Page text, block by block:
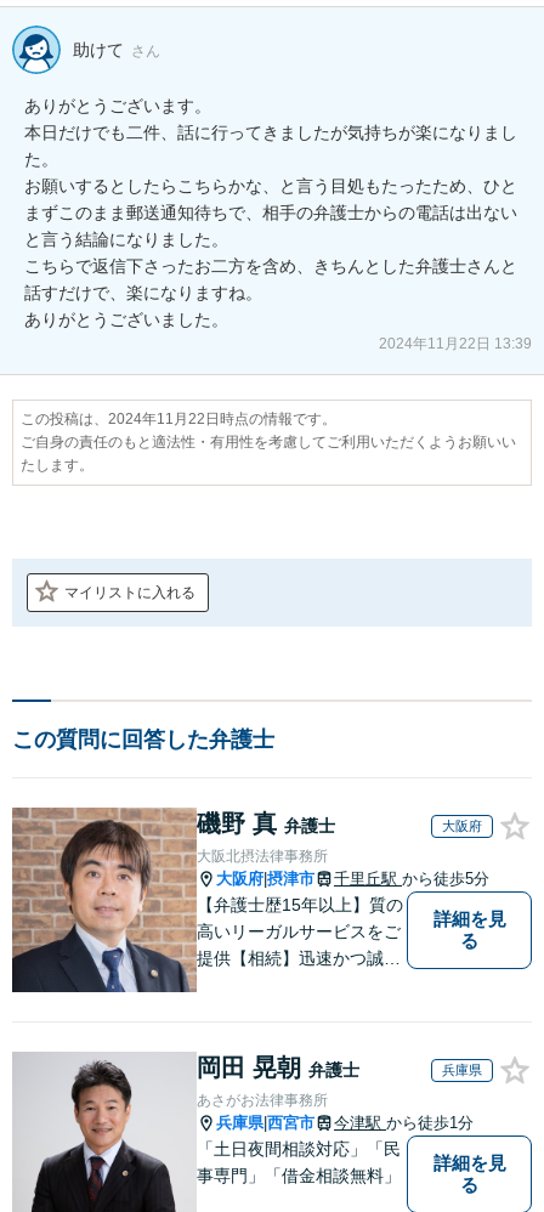
助けて さん
ありがとうございます。
本日だけでも二件、話に行ってきましたが気持ちが楽になりまし
た。
お願いするとしたらこちらかな、と言う目処もたったため、ひと
まずこのまま郵送通知待ちで、相手の弁護士からの電話は出ない
と言う結論になりました。
こちらで返信下さったお二方を含め、きちんとした弁護士さんと
話すだけで、楽になりますね。
ありがとうございました。
2024年11月22日 13:39
この投稿は、2024年11月22日時点の情報です。
ご自身の責任のもと適法性・有用性を考慮してご利用いただくようお願いい
たします。
マイリストに入れる
この質問に回答した弁護士
磯野 真 弁護士 大阪府
大阪北摂法律事務所
大阪府 摂津市 千里丘駅 から徒歩5分
【弁護士歴15年以上】質の
高いリーガルサービスをご
提供【相続】迅速かつ誠実
可能！契約書作成／企業間
トラブル／問題社員の対応
など。顧問契約も可【オン
ライン面談】【千里丘駅5
分】
詳細を見
る
岡田 晃朝 弁護士 兵庫県
あさがお法律事務所
兵庫県|西宮市 今津駅 から徒歩1分
「土日夜間相談対応」「民
事専門」「借金相談無料」
詳細を見
る